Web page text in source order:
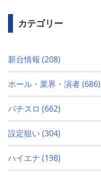
カテゴリー
新台情報 (208)
ホール・業界・演者(686)
パチスロ (662)
設定狙い (304)
ハイエナ (198)